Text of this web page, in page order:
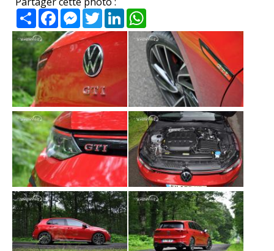
PartagerFacebookMessenger
TwitterLinkedIn